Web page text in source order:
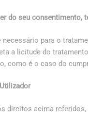
do seu consentimento,
para o
a licitude do
como é o caso do
direitos acima